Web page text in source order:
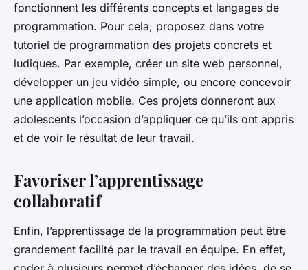
fonctionnent les différents concepts et langages de
programmation. Pour cela, proposez dans votre
tutoriel de programmation des projets concrets et
ludiques. Par exemple, créer un site web personnel,
développer un jeu vidéo simple, ou encore concevoir
une application mobile. Ces projets donneront aux
adolescents l’occasion d’appliquer ce qu’ils ont appris
et de voir le résultat de leur travail.
Favoriser l’apprentissage
collaboratif
Enfin, l’apprentissage de la programmation peut être
grandement facilité par le travail en équipe. En effet,